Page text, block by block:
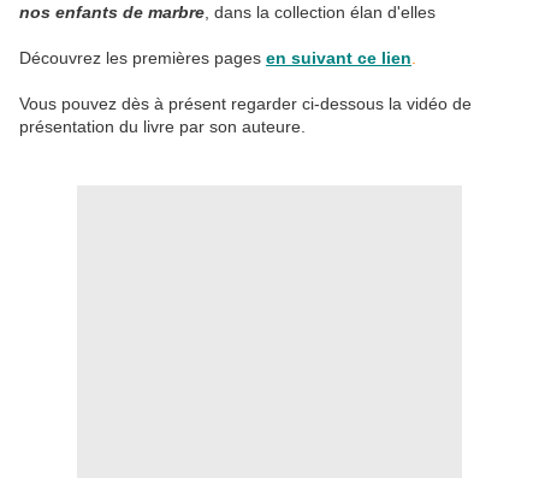
nos enfants de marbre , dans la collection élan d'elles
Découvrez les premières pages en suivant ce lien
Vous pouvez dès à présent regarder ci-dessous la vidéo de
présentation du livre par son auteure.